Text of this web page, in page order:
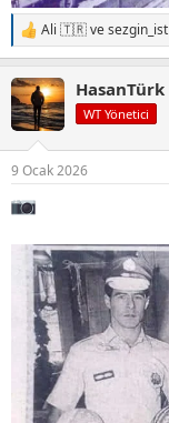
T
e
k
i
l
Ali 🇹🇷vesezgin_ist
HasanTürk
WT Yönetici
9 Ocak 2026